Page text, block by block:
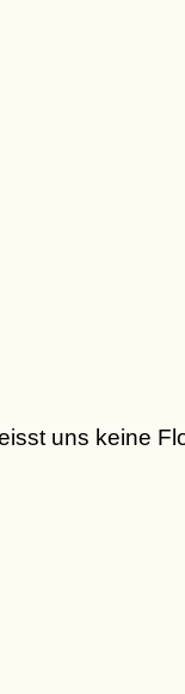
uns keine